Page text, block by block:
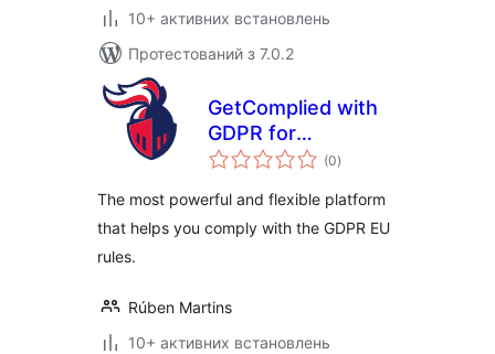
10+ активних встановлень
Протестований з 7.0.2
GetComplied with
GDPR for
WordPress
(0загальний
рейтинг
)
The most powerful and flexible platform
that helps you comply with the GDPR EU
rules.
Rúben Martins
10+ активних встановлень